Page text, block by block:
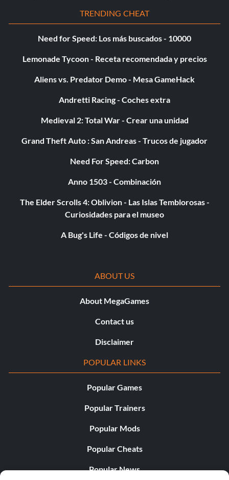
TRENDING CHEAT
Need for Speed: Los más buscados - 10000
Lemonade Tycoon - Receta recomendada y precios
Aliens vs. Predator Demo - Mesa GameHack
Andretti Racing - Coches extra
Medieval 2: Total War - Crear una unidad
Grand Theft Auto : San Andreas - Trucos de jugador
Need For Speed: Carbon
Anno 1503 - Combinación
The Elder Scrolls 4: Oblivion - Las Islas Temblorosas -
Curiosidades para el museo
A Bug's Life - Códigos de nivel
ABOUT US
About MegaGames
Contact us
Disclaimer
POPULAR LINKS
Popular Games
Popular Trainers
Popular Mods
Popular Cheats
Popular News